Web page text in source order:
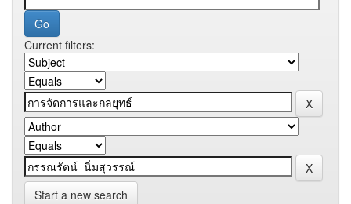
Current filters:
Start a new search